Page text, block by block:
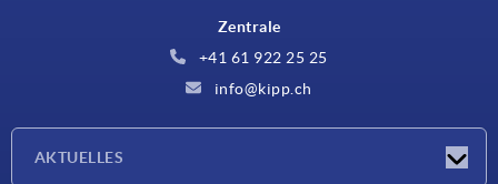
Zentrale
+41 61 922 25 25
info@kipp.ch
AKTUELLES